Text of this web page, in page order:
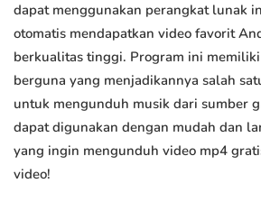
dapat menggunakan perangkat lunak
otomatis mendapatkan video favorit
berkualitas tinggi. Program ini
berguna yang menjadikannya salah
untuk mengunduh musik dari sumber
dapat digunakan dengan mudah dan
yang ingin mengunduh video mp4
video!